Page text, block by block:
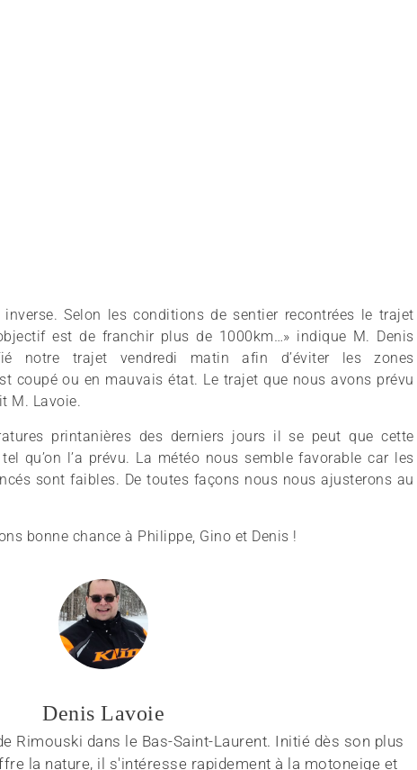
Selon les conditions de sentier recontrées le trajet
est de franchir plus de 1000km…» indique M. Denis
notre trajet vendredi matin afin d’éviter les zones
coupé ou en mauvais état. Le trajet que nous avons prévu
M. Lavoie.
printanières des derniers jours il se peut que cette
qu’on l’a prévu. La météo nous semble favorable car les
sont faibles. De toutes façons nous nous ajusterons au
bonne chance à Philippe, Gino et Denis !
Denis Lavoie
Rimouski dans le Bas-Saint-Laurent. Initié dès son plus
la nature, il s'intéresse rapidement à la motoneige et